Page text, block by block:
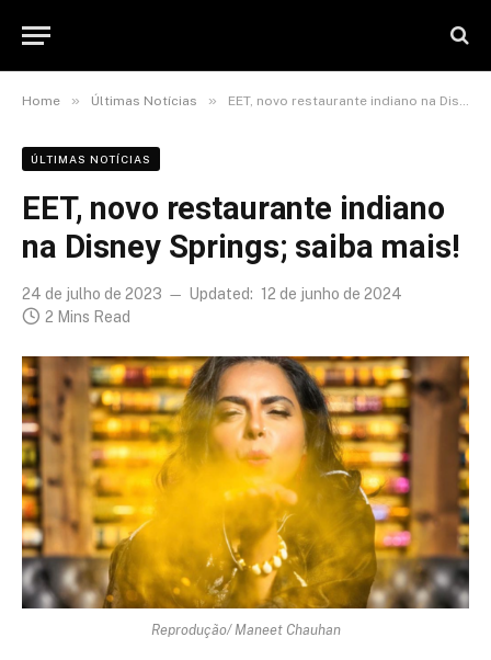
Home » Últimas Notícias » EET, novo restaurante indiano na Disney Springs; saiba mais!
ÚLTIMAS NOTÍCIAS
EET, novo restaurante indiano
na Disney Springs; saiba mais!
24 de julho de 2023 Updated: 12 de junho de 2024
2 Mins Read
Reprodução/ Maneet Chauhan